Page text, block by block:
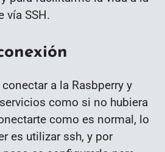
vía SSH.
a la Rasbperry y
como si no hubiera
como es normal, lo
es utilizar ssh, y por